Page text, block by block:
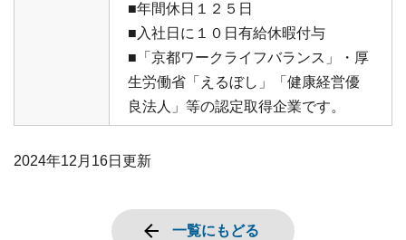
■年間休日１２５日
■入社日に１０日有給休暇付与
■「京都ワークライフバランス」・厚
生労働省「えるぼし」「健康経営優
良法人」等の認定取得企業です。
2024年12月16日 更新
一覧にもどる